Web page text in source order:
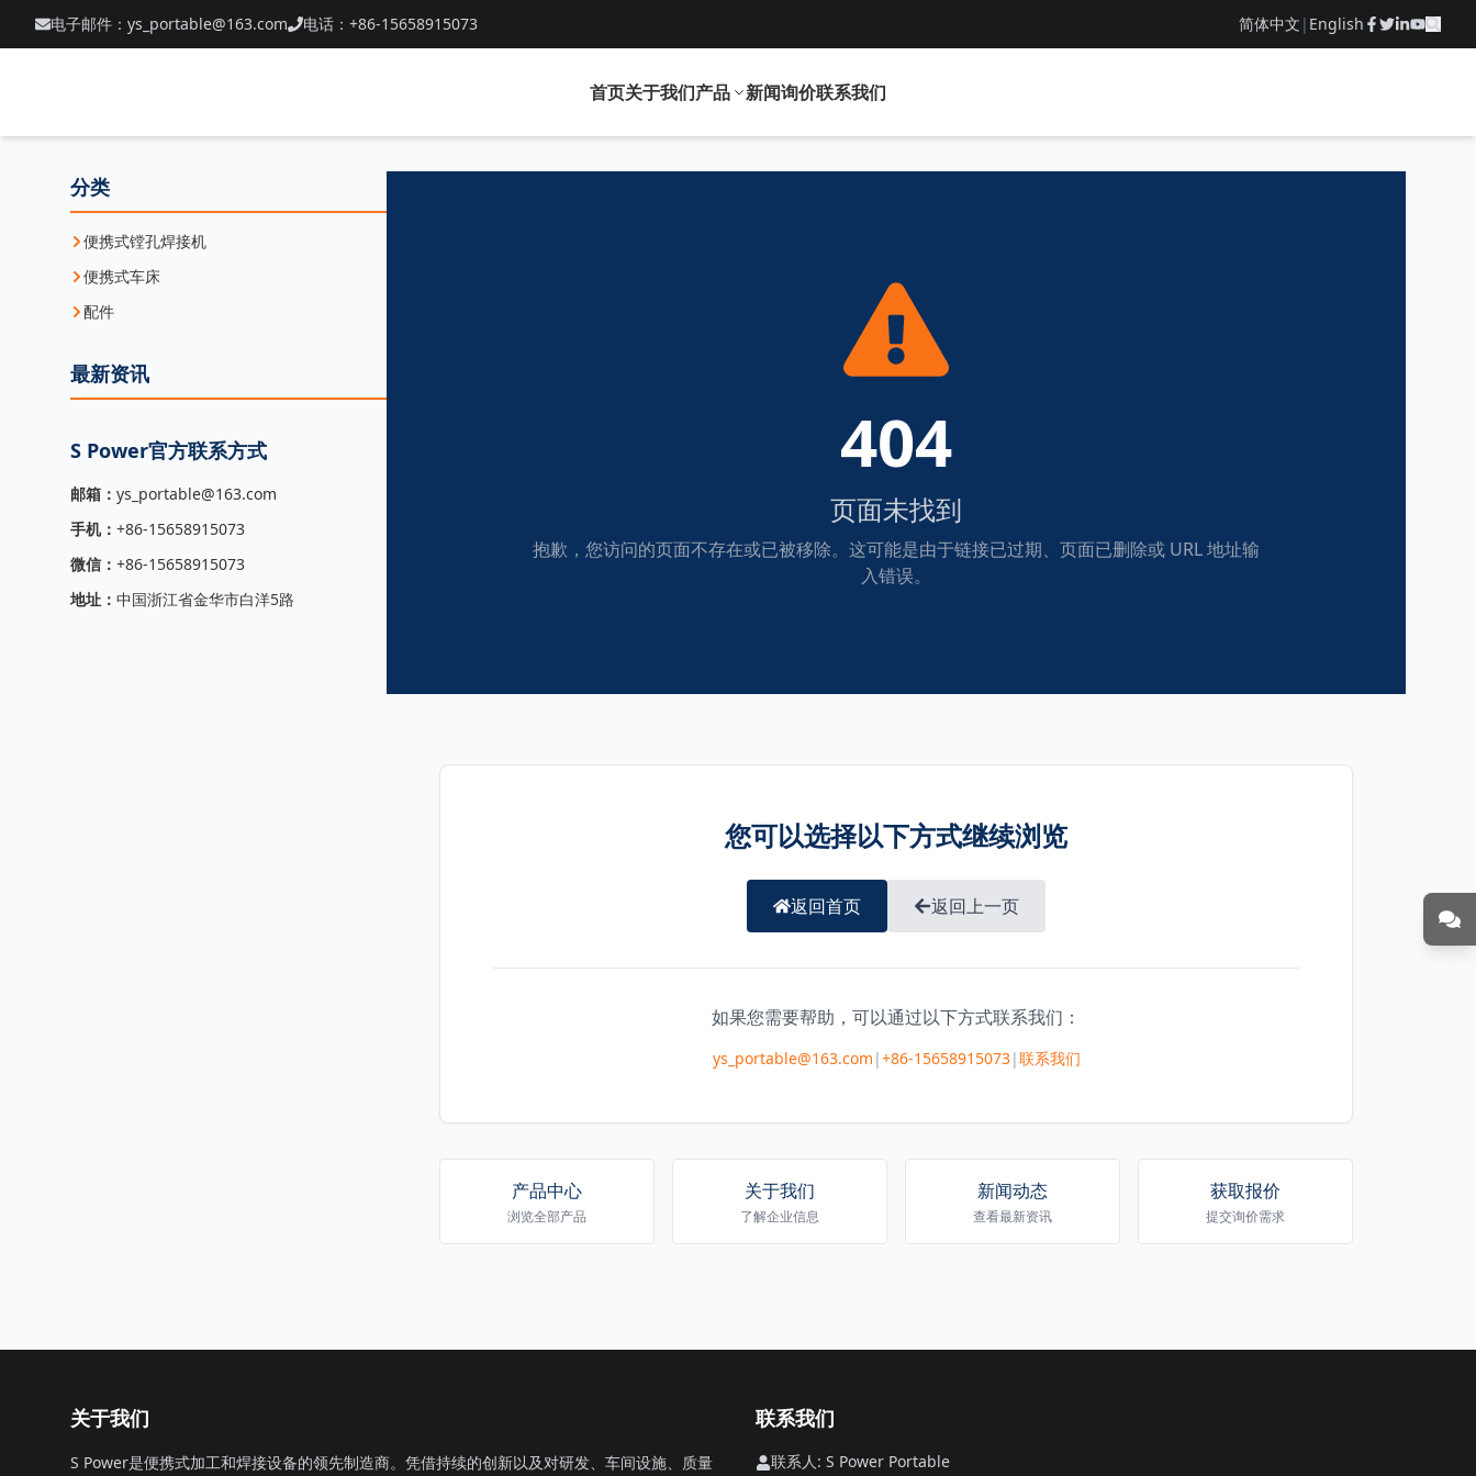
电子邮件：ys_portable@163.com 电话：+86-15658915073 简体中文 | English
首页关于我们产品 新闻询价联系我们
分类
便携式镗孔焊接机
便携式车床
配件
最新资讯
S Power官方联系方式
邮箱： ys_portable@163.com
手机： +86-15658915073
微信： +86-15658915073
地址： 中国浙江省金华市白洋5路
404
页面未找到
抱歉，您访问的页面不存在或已被移除。这可能是由于链接已过期、页面已删除或 URL 地址输
入错误。
您可以选择以下方式继续浏览
返回首页 返回上一页
如果您需要帮助，可以通过以下方式联系我们：
ys_portable@163.com |+86-15658915073|联系我们
产品中心
浏览全部产品
关于我们
了解企业信息
新闻动态
查看最新资讯
获取报价
提交询价需求
关于我们
S Power是便携式加工和焊接设备的领先制造商。凭借持续的创新以及对研发、车间设施、质量
联系我们
联系人: S Power Portable